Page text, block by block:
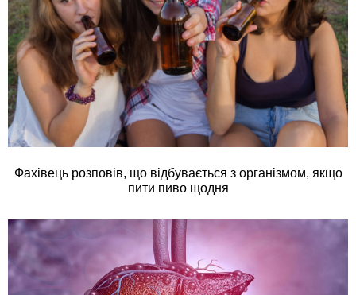
Фахівець розповів, що відбувається з організмом, якщо
пити пиво щодня